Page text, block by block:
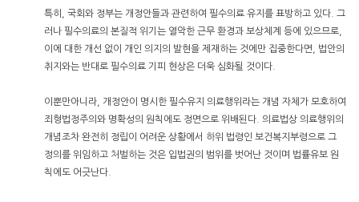
특히, 국회와 정부는 개정안들과 관련하여 필수의료 유지를 표방하고 있다. 그
러나 필수의료의 본질적 위기는 열악한 근무 환경과 보상체계 등에 있으므로,
이에 대한 개선 없이 개인 의지의 발현을 제재하는 것에만 집중한다면, 법안의
취지와는 반대로 필수의료 기피 현상은 더욱 심화될 것이다.
이뿐만아니라, 개정안이 명시한 필수유지 의료행위라는 개념 자체가 모호하여
죄형법정주의와 명확성의 원칙에도 정면으로 위배된다. 의료법상 의료행위의
개념조차 완전히 정립이 어려운 상황에서 하위 법령인 보건복지부령으로 그
정의를 위임하고 처벌하는 것은 입법권의 범위를 벗어난 것이며 법률유보 원
칙에도 어긋난다.